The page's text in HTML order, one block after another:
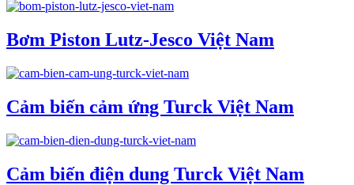
Bơm Piston Lutz-Jesco Việt Nam
Cảm biến cảm ứng Turck Việt Nam
Cảm biến điện dung Turck Việt Nam